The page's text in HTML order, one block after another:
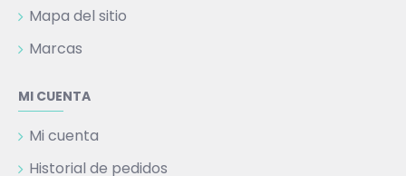
Mapa del sitio
Marcas
MI CUENTA
Mi cuenta
Historial de pedidos